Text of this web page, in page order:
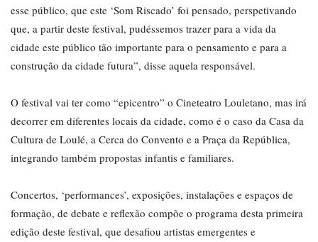
esse público, que este ‘Som Riscado’ foi pensado, perspetivando
que, a partir deste festival, pudéssemos trazer para a vida da
cidade este público tão importante para o pensamento e para a
construção da cidade futura”, disse aquela responsável.
O festival vai ter como “epicentro” o Cineteatro Louletano, mas irá
decorrer em diferentes locais da cidade, como é o caso da Casa da
Cultura de Loulé, a Cerca do Convento e a Praça da República,
integrando também propostas infantis e familiares.
Concertos, ‘performances’, exposições, instalações e espaços de
formação, de debate e reflexão compõe o programa desta primeira
edição deste festival, que desafiou artistas emergentes e